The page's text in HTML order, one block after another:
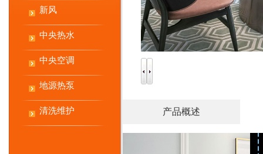
新风
中央热水
中央空调
地源热泵
清洗维护 产品概述